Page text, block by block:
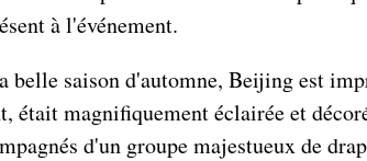
à l'événement.
belle saison d'automne, Beijing est
était magnifiquement éclairée et
d'un groupe majestueux de